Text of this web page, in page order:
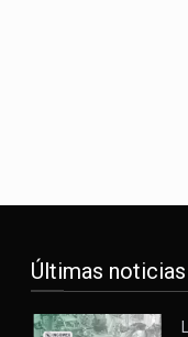
Últimas noticias